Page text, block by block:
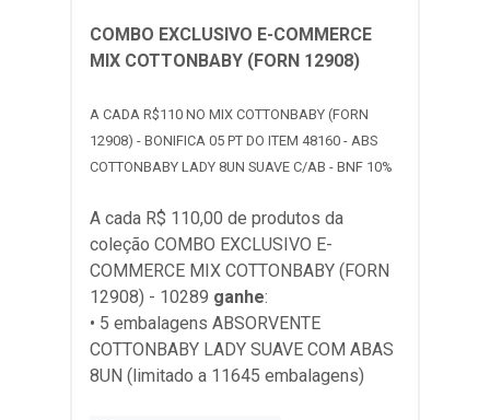
COMBO EXCLUSIVO E-COMMERCE
MIX COTTONBABY (FORN 12908)
A CADA R$110 NO MIX COTTONBABY (FORN
12908) - BONIFICA 05 PT DO ITEM 48160 - ABS
COTTONBABY LADY 8UN SUAVE C/AB - BNF 10%
A cada R$ 110,00 de produtos da
coleção COMBO EXCLUSIVO E-
COMMERCE MIX COTTONBABY (FORN
12908) - 10289 ganhe:
• 5 embalagens ABSORVENTE
COTTONBABY LADY SUAVE COM ABAS
8UN (limitado a 11645 embalagens)